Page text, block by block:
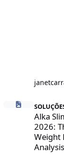
Alka
2026:
Weight